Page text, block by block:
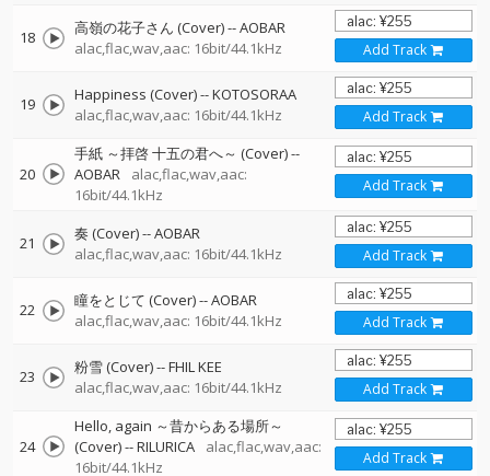
18 高嶺の花子さん (Cover)--AOBAR
alac,flac,wav,aac: 16bit/44.1kHz
Add Track
19 Happiness (Cover)--KOTOSORAA
alac,flac,wav,aac: 16bit/44.1kHz
Add Track
20
手紙 ～拝啓 十五の君へ～ (Cover)--
AOBAR
alac,flac,wav,aac:
16bit/44.1kHz
Add Track
21 奏 (Cover)--AOBAR
alac,flac,wav,aac: 16bit/44.1kHz
Add Track
22 瞳をとじて (Cover)--AOBAR
alac,flac,wav,aac: 16bit/44.1kHz
Add Track
23 粉雪 (Cover)--FHIL KEE
alac,flac,wav,aac: 16bit/44.1kHz
Add Track
24
Hello, again ～昔からある場所～
(Cover)--RILURICA
alac,flac,wav,aac:
16bit/44.1kHz
Add Track